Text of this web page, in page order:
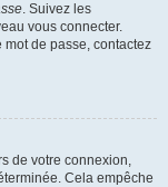
. Suivez les
vous connecter.
de passe, contactez
de votre connexion,
Cela empêche